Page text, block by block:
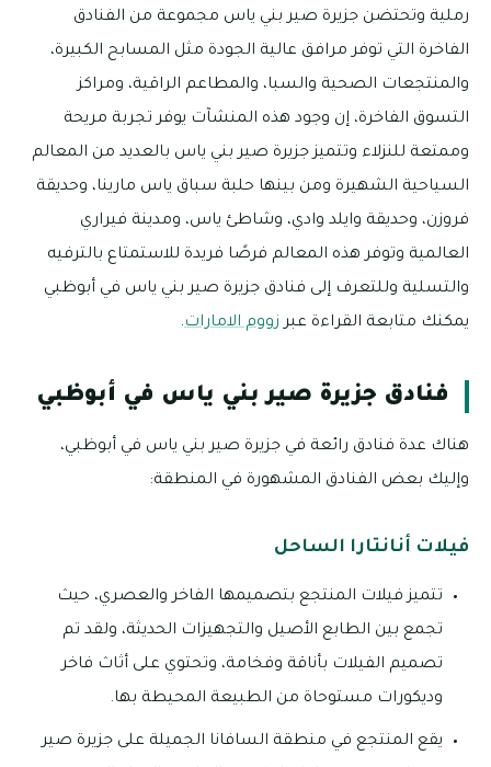
رملية وتحتضن جزيرة صير بني ياس مجموعة من الفنادق
الفاخرة التي توفر مرافق عالية الجودة مثل المسابح الكبيرة،
والمنتجعات الصحية والسبا، والمطاعم الراقية، ومراكز
التسوق الفاخرة، إن وجود هذه المنشآت يوفر تجربة مريحة
وممتعة للنزلاء وتتميز جزيرة صير بني ياس بالعديد من المعالم
السياحية الشهيرة ومن بينها حلبة سباق ياس مارينا، وحديقة
فروزن، وحديقة وايلد وادي، وشاطئ ياس، ومدينة فيراري
العالمية وتوفر هذه المعالم فرصًا فريدة للاستمتاع بالترفيه
والتسلية وللتعرف إلى فنادق جزيرة صير بني ياس في أبوظبي
يمكنك متابعة القراءة عبر زووم الامارات.
فنادق جزيرة صير بني ياس في أبوظبي
هناك عدة فنادق رائعة في جزيرة صير بني ياس في أبوظبي،
وإليك بعض الفنادق المشهورة في المنطقة:
فيلات أنانتارا الساحل
تتميز فيلات المنتجع بتصميمها الفاخر والعصري، حيث
تجمع بين الطابع الأصيل والتجهيزات الحديثة، ولقد تم
تصميم الفيلات بأناقة وفخامة، وتحتوي على أثاث فاخر
وديكورات مستوحاة من الطبيعة المحيطة بها.
يقع المنتجع في منطقة السافانا الجميلة على جزيرة صير